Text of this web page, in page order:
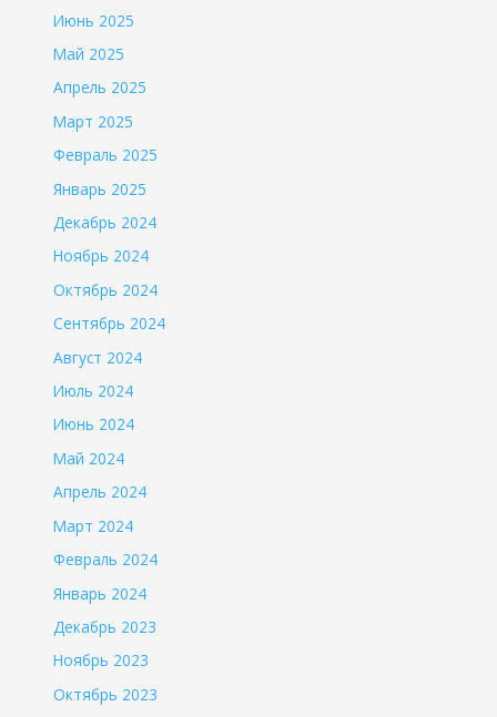
Июнь 2025
Май 2025
Апрель 2025
Март 2025
Февраль 2025
Январь 2025
Декабрь 2024
Ноябрь 2024
Октябрь 2024
Сентябрь 2024
Август 2024
Июль 2024
Июнь 2024
Май 2024
Апрель 2024
Март 2024
Февраль 2024
Январь 2024
Декабрь 2023
Ноябрь 2023
Октябрь 2023